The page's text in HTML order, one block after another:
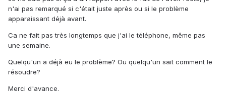
n'ai pas remarqué si c'était juste après ou si le problème
apparaissant déjà avant.
Ca ne fait pas très longtemps que j'ai le téléphone, même pas
une semaine.
Quelqu'un a déjà eu le problème? Ou quelqu'un sait comment le
résoudre?
Merci d'avance.